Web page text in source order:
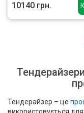
10140 грн.
Тендерайзер – це